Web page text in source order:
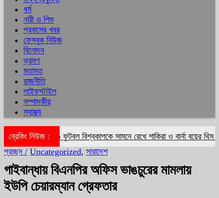
ধর্ম
নারী ও শিশু
প্রবাসের খবর
ফেসবুক নিউজ
বিনোদন
ভ্রমণ
মতামত
রাজনীতি
লাইফস্টাইল
সম্পাদকীয়
স্বাস্থ্য
ব্রেকিং নিউজ :
ভাট
ফুটবল বিশ্বকাপকে সামনে রেখে শাকিরা ও বার্না বয়ের থিম সং
প্রচ্ছদ / Uncategorized, সারাদেশ
গাইবান্ধায় বিএনপির অফিস ভাঙচুরের মামলায়
ইউপি চেয়ারম্যান গ্রেফতার